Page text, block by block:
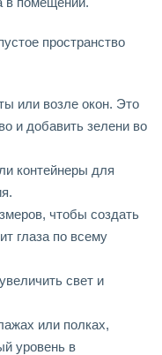
пространство
или возле окон. Это
и добавить зелени во
контейнеры для
чтобы создать
глаза по всему
свет и
или полках,
уровень в